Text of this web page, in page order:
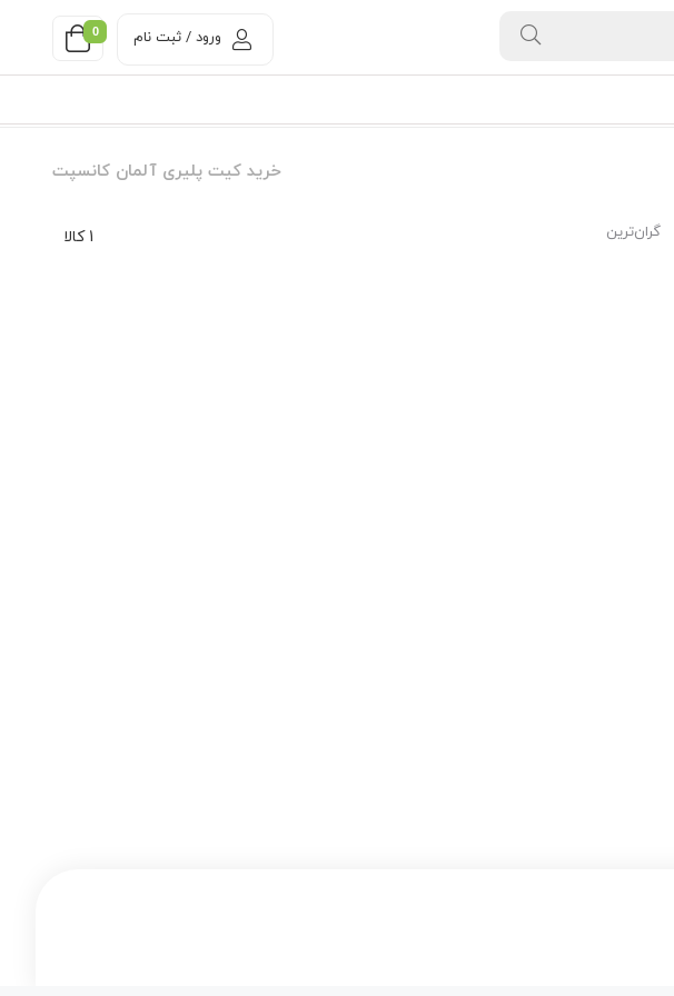
0 ورود / ثبت نام
خرید کیت پلیری آلمان کانسپت
1 کالا گران‌ترین